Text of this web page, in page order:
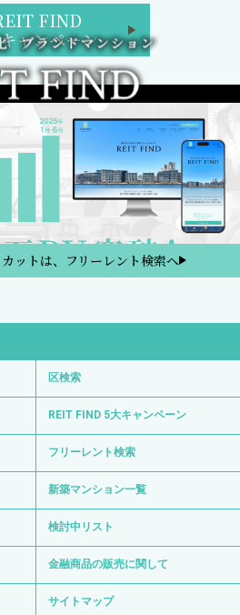
FIND
ャンペーン
ットは、フリーレント検索へ
区検索
REIT FIND 5大キャンペーン
フリーレント検索
新築マンション一覧
検討中リスト
金融商品の販売に関して
サイトマップ